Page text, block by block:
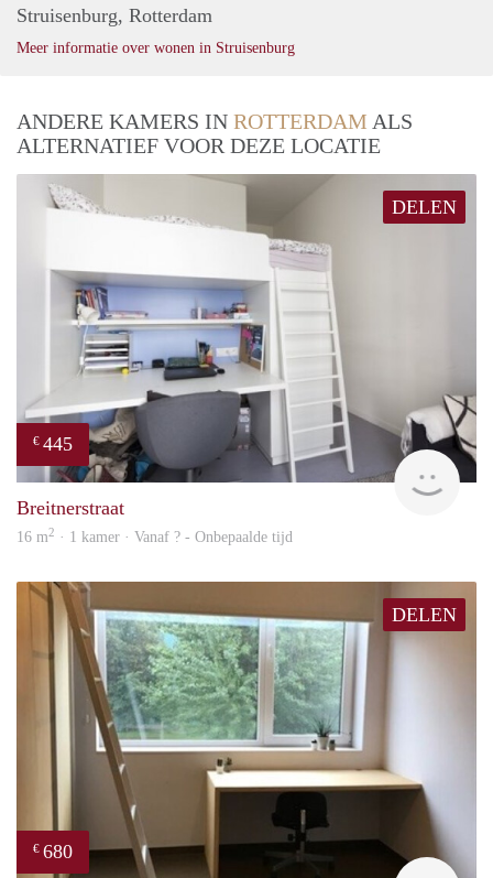
Struisenburg, Rotterdam
Meer informatie over wonen in Struisenburg
ANDERE KAMERS IN ROTTERDAM ALS
ALTERNATIEF VOOR DEZE LOCATIE
DELEN
€ 445
Breitnerstraat
16 m2 · 1 kamer · Vanaf ? - Onbepaalde tijd
DELEN
€ 680